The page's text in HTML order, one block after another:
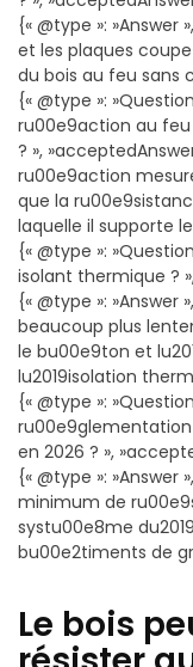
{« @type »: »Answer
et les plaques
du bois au feu sans
{« @type »:
ru00e9action au
? »,
ru00e9action
que la
laquelle il supporte
{« @type »:
isolant thermique ?
{« @type »: »Answer
beaucoup plus
le bu00e9ton et
lu2019isolation
{« @type »:
ru00e9glementation
en 2026 ? »,
{« @type »: »Answer
minimum de
systu00e8me
bu00e2timents de
Le bois